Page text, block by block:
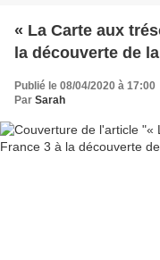
« La Carte aux
la découverte de
Publié le 08/04/2020 à 17:00
Par Sarah